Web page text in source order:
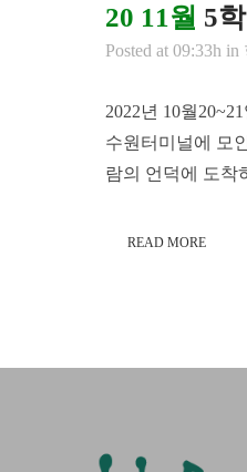
20 11월 5
Posted at 09:33h in
2022년 10월
수원터미널에 모
람의 언덕에 도착
READ MORE